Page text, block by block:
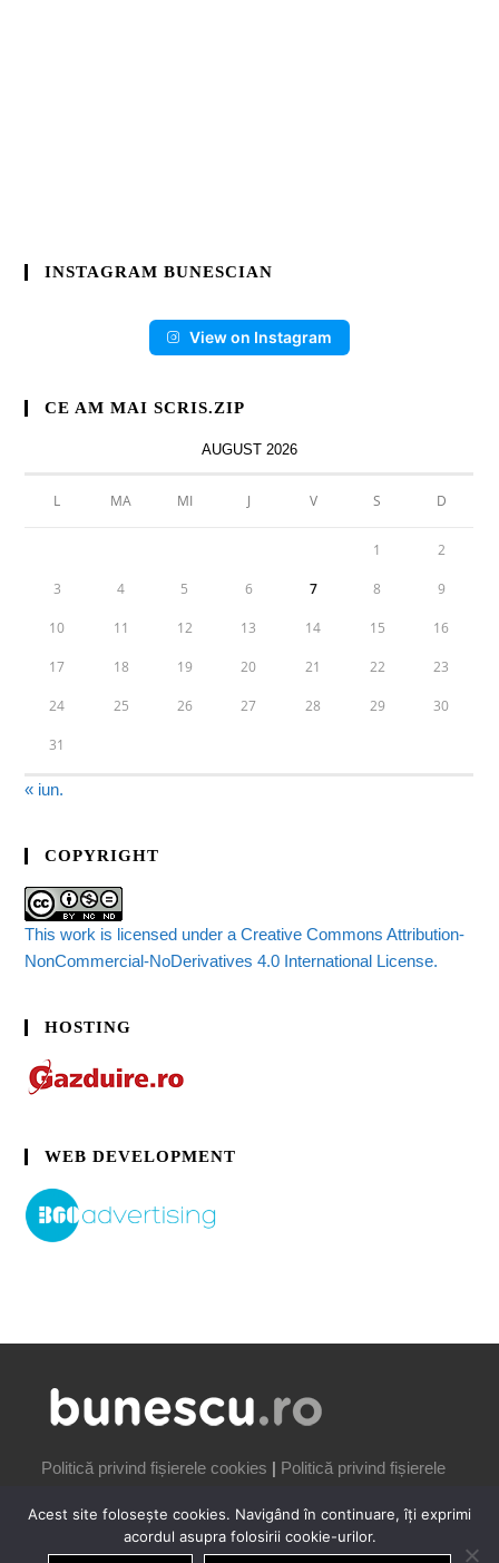
INSTAGRAM BUNESCIAN
View on Instagram
CE AM MAI SCRIS.ZIP
AUGUST 2026
L MA MI J V S D
1 2
3 4 5 6 7 8 9
10 11 12 13 14 15 16
17 18 19 20 21 22 23
24 25 26 27 28 29 30
31
« iun.
COPYRIGHT
This work is licensed under a Creative Commons Attribution-
NonCommercial-NoDerivatives 4.0 International License.
HOSTING
WEB DEVELOPMENT
Politică privind fișierele cookies | Politică privind fișierele
Acest site folosește cookies. Navigând în continuare, îți exprimi
acordul asupra folosirii cookie-urilor.